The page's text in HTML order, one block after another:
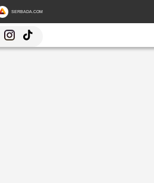
SERBADA.COM